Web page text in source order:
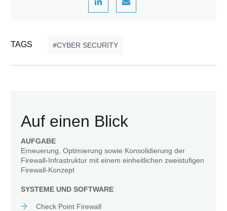
TAGS CYBER SECURITY
Auf einen Blick
AUFGABE
Erneuerung, Optimierung sowie Konsolidierung der
Firewall-Infrastruktur mit einem einheitlichen zweistufigen
Firewall-Konzept
SYSTEME UND SOFTWARE
Check Point Firewall